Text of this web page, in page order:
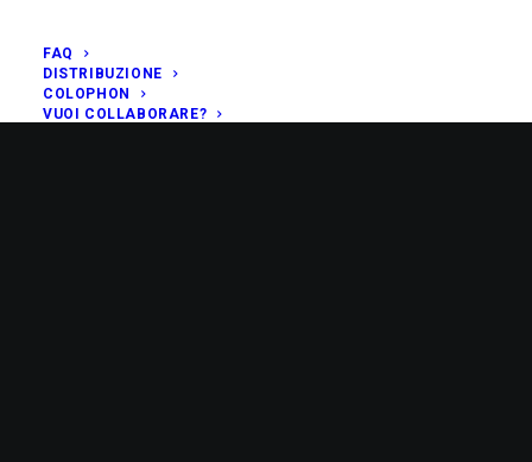
FAQ
DISTRIBUZIONE
COLOPHON
VUOI COLLABORARE?